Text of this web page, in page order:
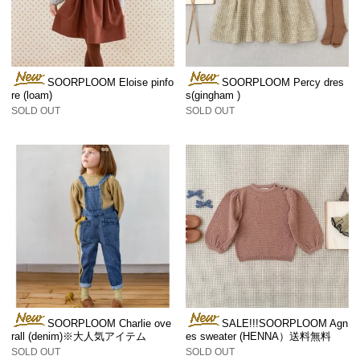
SOORPLOOM Eloise pinfo
re (loam)
SOLD OUT
SOORPLOOM Percy dres
s(gingham )
SOLD OUT
SOORPLOOM Charlie ove
rall (denim)※大人気アイテム
SOLD OUT
SALE!!!SOORPLOOM Agn
es sweater (HENNA）送料無料
SOLD OUT